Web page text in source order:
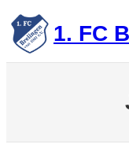
Zum
Inhalt
springen 1. FC